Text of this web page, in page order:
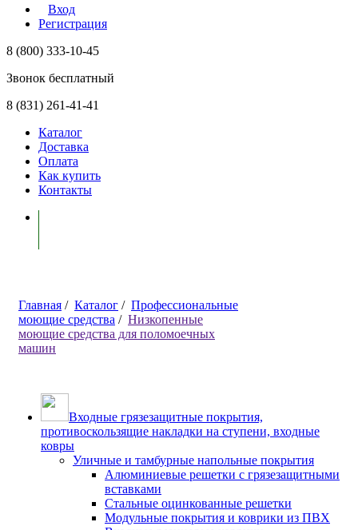
Вход
Регистрация
8 (800) 333-10-45
Звонок бесплатный
8 (831) 261-41-41
Каталог
Доставка
Оплата
Как купить
Контакты
Главная / Каталог / Профессиональные
моющие средства / Низкопенные
моющие средства для поломоечных
машин
Входные грязезащитные покрытия,
противоскользящие накладки на ступени, входные
ковры
Уличные и тамбурные напольные покрытия
Алюминиевые решетки с грязезащитными
вставками
Стальные оцинкованные решетки
Модульные покрытия и коврики из ПВХ